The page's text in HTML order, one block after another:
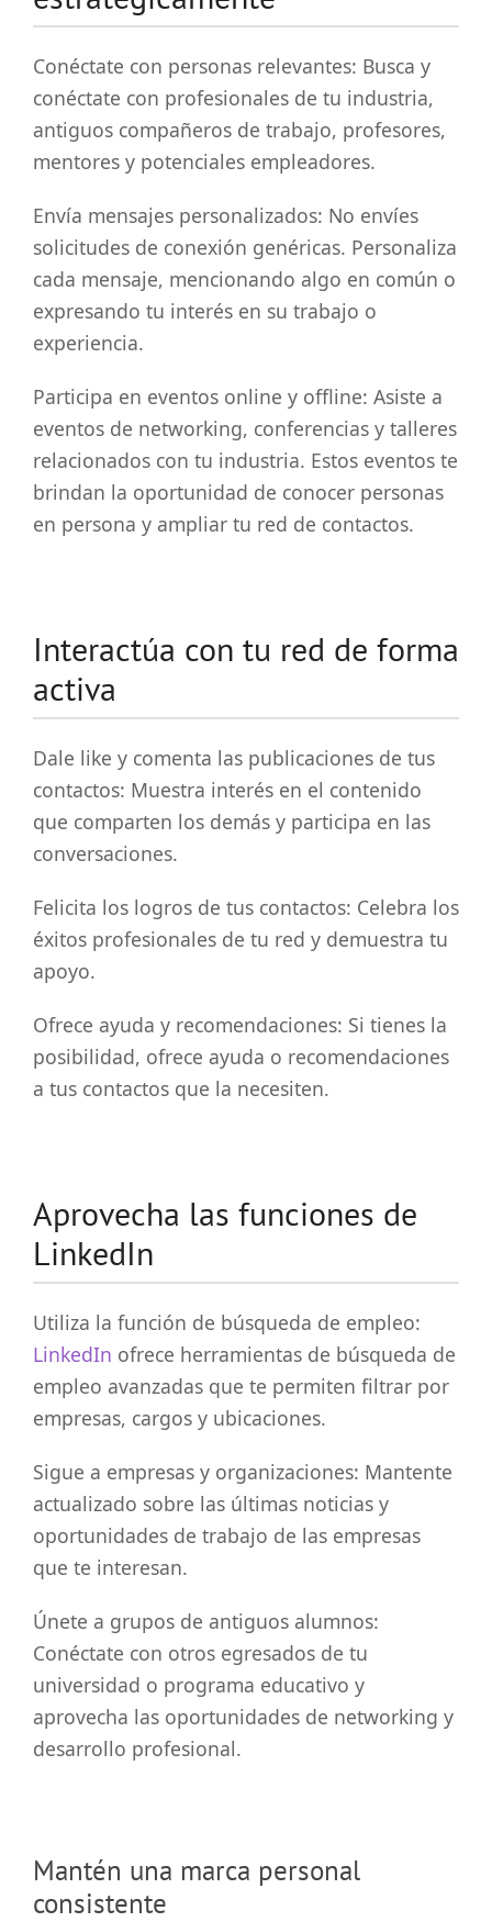
Conéctate con personas relevantes: Busca y
conéctate con profesionales de tu industria,
antiguos compañeros de trabajo, profesores,
mentores y potenciales empleadores.
Envía mensajes personalizados: No envíes
solicitudes de conexión genéricas. Personaliza
cada mensaje, mencionando algo en común o
expresando tu interés en su trabajo o
experiencia.
Participa en eventos online y offline: Asiste a
eventos de networking, conferencias y talleres
relacionados con tu industria. Estos eventos te
brindan la oportunidad de conocer personas
en persona y ampliar tu red de contactos.
Interactúa con tu red de forma
activa
Dale like y comenta las publicaciones de tus
contactos: Muestra interés en el contenido
que comparten los demás y participa en las
conversaciones.
Felicita los logros de tus contactos: Celebra los
éxitos profesionales de tu red y demuestra tu
apoyo.
Ofrece ayuda y recomendaciones: Si tienes la
posibilidad, ofrece ayuda o recomendaciones
a tus contactos que la necesiten.
Aprovecha las funciones de
LinkedIn
Utiliza la función de búsqueda de empleo:
LinkedIn ofrece herramientas de búsqueda de
empleo avanzadas que te permiten filtrar por
empresas, cargos y ubicaciones.
Sigue a empresas y organizaciones: Mantente
actualizado sobre las últimas noticias y
oportunidades de trabajo de las empresas
que te interesan.
Únete a grupos de antiguos alumnos:
Conéctate con otros egresados de tu
universidad o programa educativo y
aprovecha las oportunidades de networking y
desarrollo profesional.
Mantén una marca personal
consistente